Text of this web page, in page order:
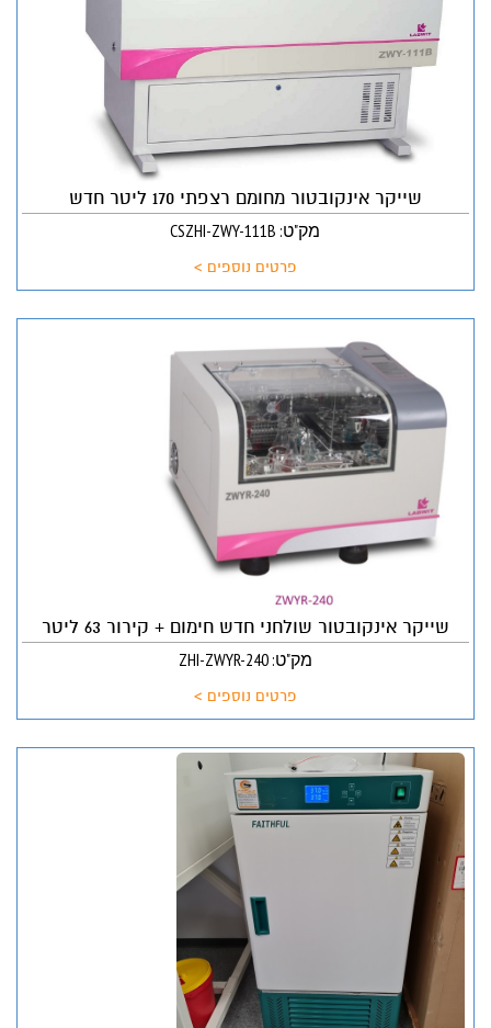
שייקר אינקובטור מחומם רצפתי 170 ליטר חדש
מק"ט: CSZHI-ZWY-111B
פרטים נוספים >
שייקר אינקובטור שולחני חדש חימום + קירור 63 ליטר
מק"ט: ZHI-ZWYR-240
פרטים נוספים >